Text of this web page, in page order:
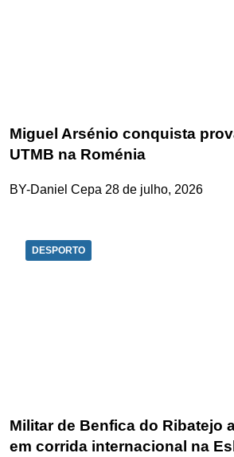
Miguel Arsénio conquista
UTMB na Roménia
BY-Daniel Cepa 28 de julho, 2026
DESPORTO
Militar de Benfica do Ribatejo
em corrida internacional na